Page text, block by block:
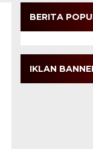
BERITA
IKLAN